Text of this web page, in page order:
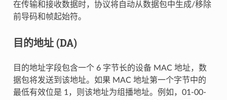
在传输和接收数据时，协议将自动从数据包中生成/移除
前导码和帧起始符。
目的地址 (DA)
目的地址字段包含一个 6 字节长的设备 MAC 地址，数
据包将发送到该地址。如果 MAC 地址第一个字节中的
最低有效位是 1，则该地址为组播地址。例如，01-00-